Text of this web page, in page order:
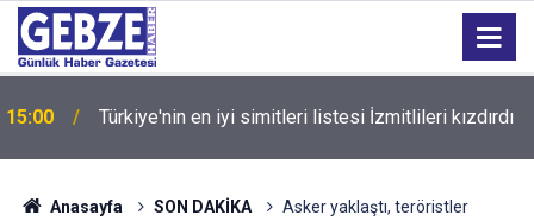
15:00 Türkiye'nin en iyi simitleri listesi İzmitlileri kızdırdı
Anasayfa SON DAKİKA
Asker yaklaştı, teröristler